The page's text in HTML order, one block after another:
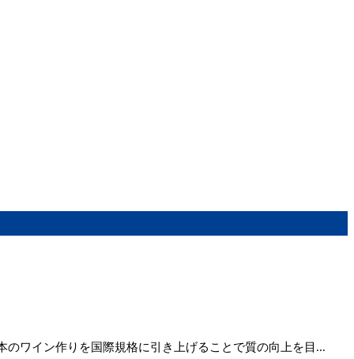
ワイン作りを国際規格に引き上げることで質の向上を目...